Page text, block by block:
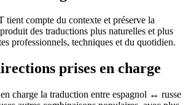
compte du contexte et préserve la
des traductions plus naturelles et plus
professionnels, techniques et du quotidien.
prises en charge
charge la traduction entre espagnol ↔ russe